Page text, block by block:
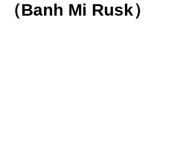
（Banh Mi Rusk）